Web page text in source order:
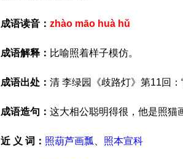
成语读音： zhào māo huà hǔ
成语解释： 比喻照着样子模仿。
成语出处： 清 李绿园《歧路灯》第11回
成语造句： 这大相公聪明得很，他是照猫
近 义 词： 照葫芦画瓢 照本宣科